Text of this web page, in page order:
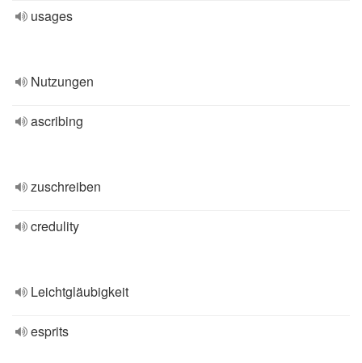
usages
Nutzungen
ascribing
zuschreiben
credulity
Leichtgläubigkeit
esprits